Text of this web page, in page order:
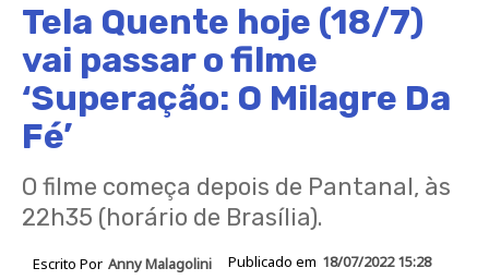
Tela Quente hoje (18/7)
vai passar o filme
‘Superação: O Milagre Da
Fé’
O filme começa depois de Pantanal, às
22h35 (horário de Brasília).
Escrito Por Anny Malagolini Publicado em 18/07/2022 15:28